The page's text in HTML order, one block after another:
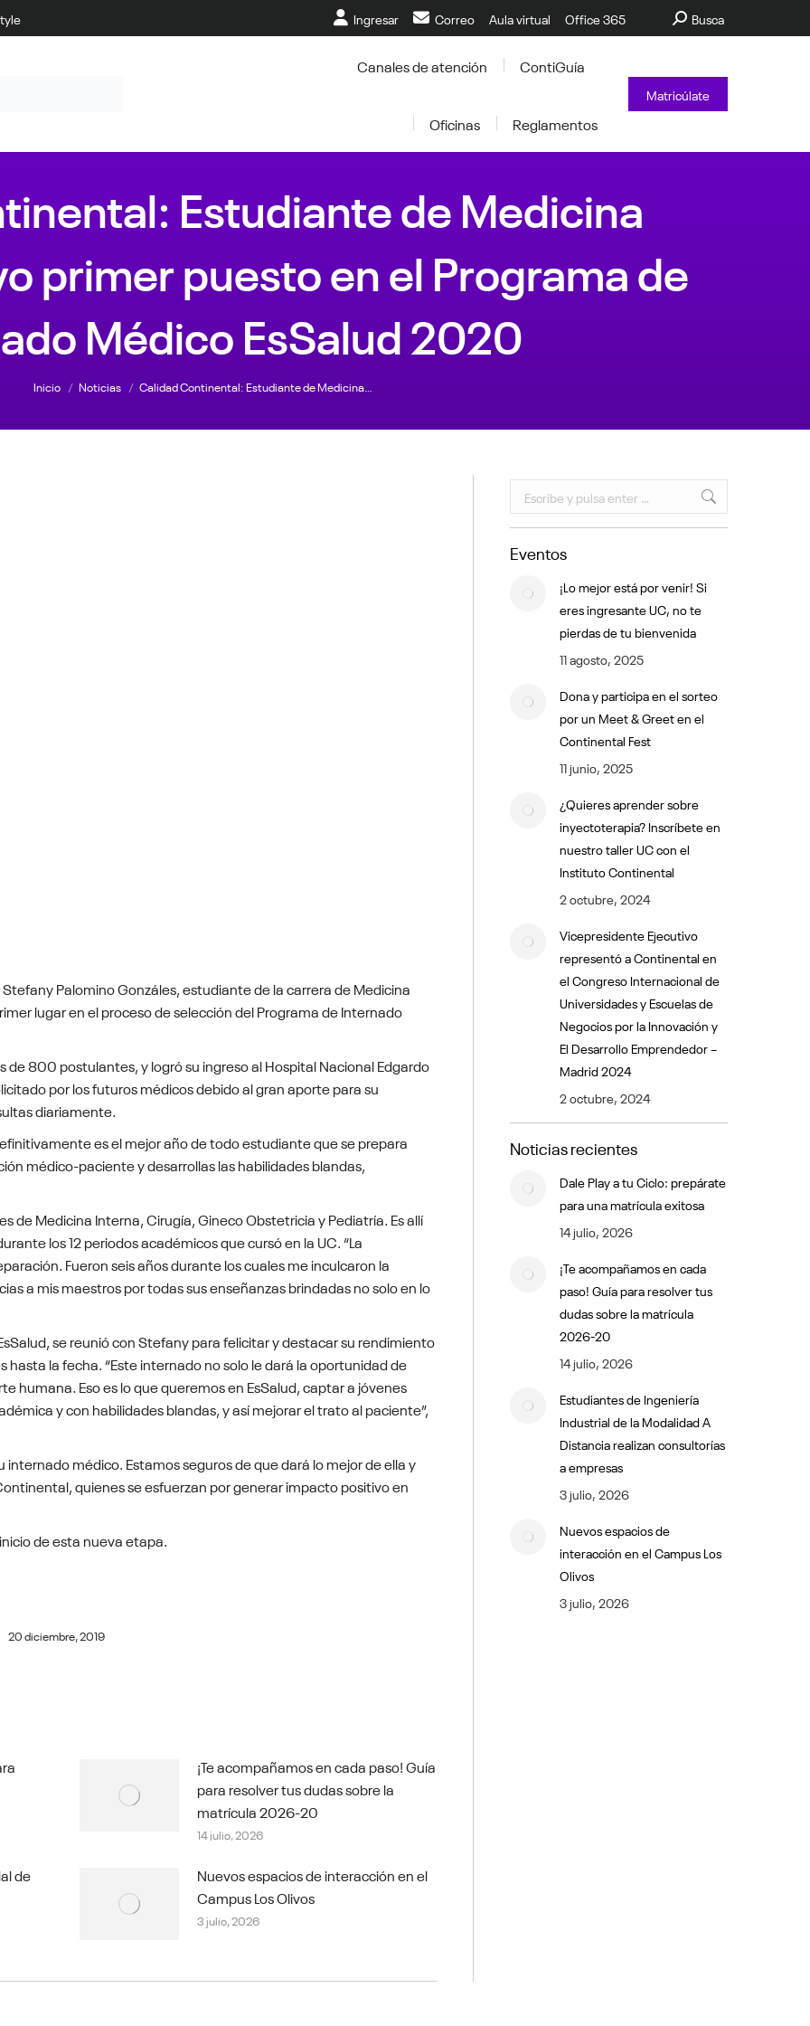
Ingresar Correo Aula virtual Office 365 Buscar:
Busca
Canales de atención ContiGuía
Oficinas Reglamentos
Matricúlate
Estudiante de Medicina
primer puesto en el Programa de
Médico EsSalud 2020
Inicio Noticias Calidad Continental: Estudiante de Medicina…
Palomino Gonzáles, estudiante de la carrera de Medicina
lugar en el proceso de selección del Programa de Internado
800 postulantes, y logró su ingreso al Hospital Nacional Edgardo
por los futuros médicos debido al gran aporte para su
diariamente.
es el mejor año de todo estudiante que se prepara
médico-paciente y desarrollas las habilidades blandas,
de Medicina Interna, Cirugía, Gineco Obstetricia y Pediatría. Es allí
los 12 periodos académicos que cursó en la UC. “La
Fueron seis años durante los cuales me inculcaron la
a mis maestros por todas sus enseñanzas brindadas no solo en lo
se reunió con Stefany para felicitar y destacar su rendimiento
la fecha. “Este internado no solo le dará la oportunidad de
humana. Eso es lo que queremos en EsSalud, captar a jóvenes
y con habilidades blandas, y así mejorar el trato al paciente”,
médico. Estamos seguros de que dará lo mejor de ella y
quienes se esfuerzan por generar impacto positivo en
de esta nueva etapa.
20 diciembre, 2019
¡Te acompañamos en cada paso! Guía
para resolver tus dudas sobre la
matrícula 2026-20
14 julio, 2026
de
Nuevos espacios de interacción en el
Campus Los Olivos
3 julio, 2026
Buscar:
Eventos
¡Lo mejor está por venir! Si
eres ingresante UC, no te
pierdas de tu bienvenida
11 agosto, 2025
Dona y participa en el sorteo
por un Meet & Greet en el
Continental Fest
11 junio, 2025
¿Quieres aprender sobre
inyectoterapia? Inscríbete en
nuestro taller UC con el
Instituto Continental
2 octubre, 2024
Vicepresidente Ejecutivo
representó a Continental en
el Congreso Internacional de
Universidades y Escuelas de
Negocios por la Innovación y
El Desarrollo Emprendedor –
Madrid 2024
2 octubre, 2024
Noticias recientes
Dale Play a tu Ciclo: prepárate
para una matrícula exitosa
14 julio, 2026
¡Te acompañamos en cada
paso! Guía para resolver tus
dudas sobre la matrícula
2026-20
14 julio, 2026
Estudiantes de Ingeniería
Industrial de la Modalidad A
Distancia realizan consultorías
a empresas
3 julio, 2026
Nuevos espacios de
interacción en el Campus Los
Olivos
3 julio, 2026